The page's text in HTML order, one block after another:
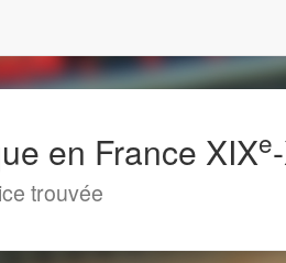
en France XIXe
trouvée